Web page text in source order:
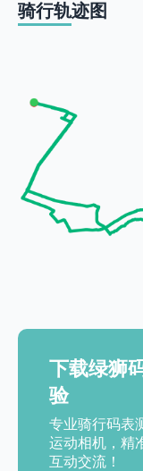
骑行轨迹图
下载绿狮
验
专业骑行码表
运动相机，精
互动交流！